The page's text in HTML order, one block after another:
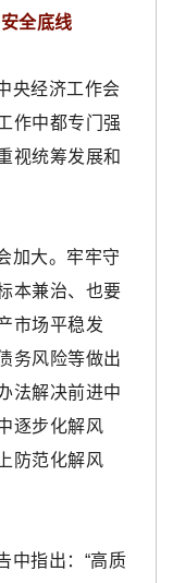
全底线
央经济工作会
作中都专门强
视统筹发展和
加大。牢牢守
本兼治、也要
市场平稳发
务风险等做出
法解决前进中
逐步化解风
防范化解风
中指出：“高质